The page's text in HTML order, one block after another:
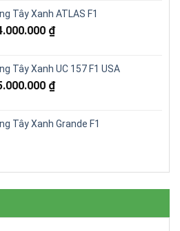
₫.là:
15.000 ₫.
Tây Xanh ATLAS F1
₫
Tây Xanh UC 157 F1 USA
₫
Tây Xanh Grande F1